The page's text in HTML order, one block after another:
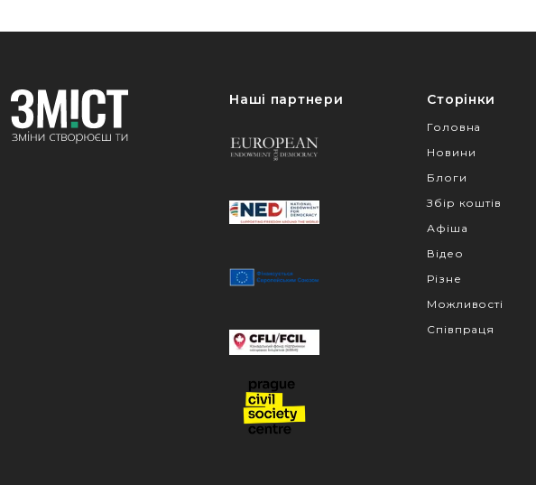
Наші партнери Сторінки
Головна
Новини
Блоги
Збір коштів
Афіша
Відео
Різне
Можливості
Співпраця